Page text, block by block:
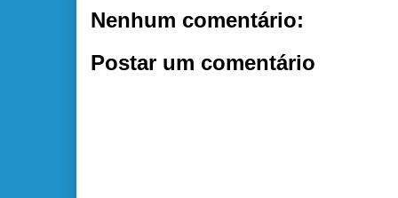
Nenhum comentário:
Postar um comentário